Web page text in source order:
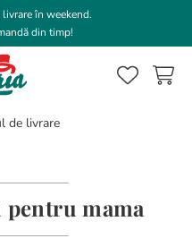
în weekend.
din timp!
de livrare
mama